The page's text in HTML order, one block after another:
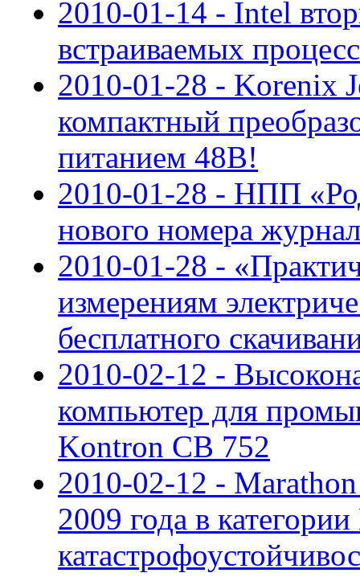
2010-01-14 - Intel
встраиваемых
2010-01-28 - Korenix
компактный
питанием 48В!
2010-01-28 - НПП
нового номера
2010-01-28 -
измерениям
бесплатного
2010-02-12 -
компьютер для
Kontron CB 752
2010-02-12 -
2009 года в